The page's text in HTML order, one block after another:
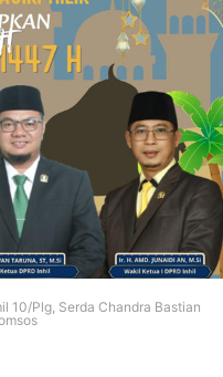
10/Plg, Serda Chandra Bastian